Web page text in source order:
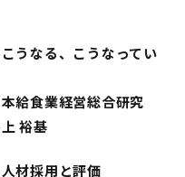
うなる、こうなってい
業経営総合研究
裕基
材採用と評価